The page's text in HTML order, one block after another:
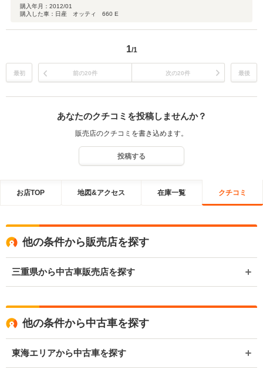
購入年月： 2012/01
購入した車：日産 オッティ 660 E
1/1
最初 前の20件 次の20件 最後
あなたのクチコミを投稿しませんか？
販売店のクチコミを書き込めます。
投稿する
お店TOP 地図&アクセス 在庫一覧 クチコミ
他の条件から販売店を探す
三重県から中古車販売店を探す
他の条件から中古車を探す
東海エリアから中古車を探す